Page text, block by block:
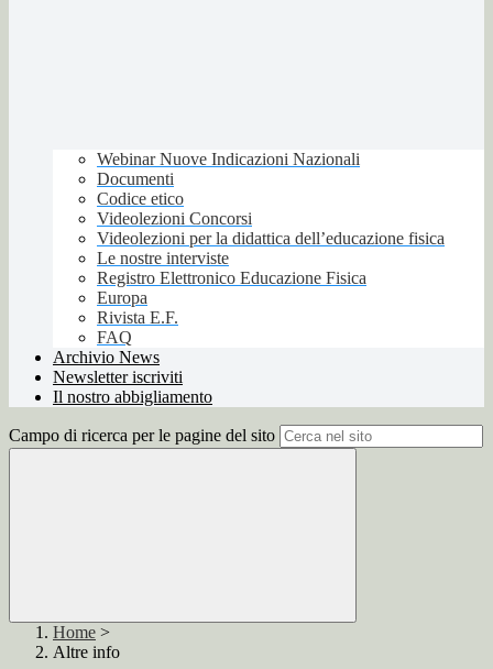
Webinar Nuove Indicazioni Nazionali
Documenti
Codice etico
Videolezioni Concorsi
Videolezioni per la didattica dell’educazione fisica
Le nostre interviste
Registro Elettronico Educazione Fisica
Europa
Rivista E.F.
FAQ
Archivio News
Newsletter iscriviti
Il nostro abbigliamento
Campo di ricerca per le pagine del sito
Home >
Altre info